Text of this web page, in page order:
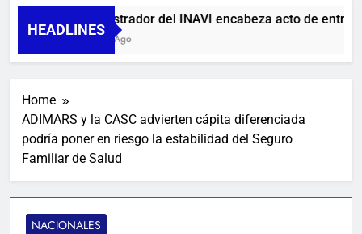
HEADLINES
Administrador del INAVI encabeza acto de entrega
19 Horas Ago
Home
ADIMARS y la CASC advierten cápita diferenciada
podría poner en riesgo la estabilidad del Seguro
Familiar de Salud
NACIONALES